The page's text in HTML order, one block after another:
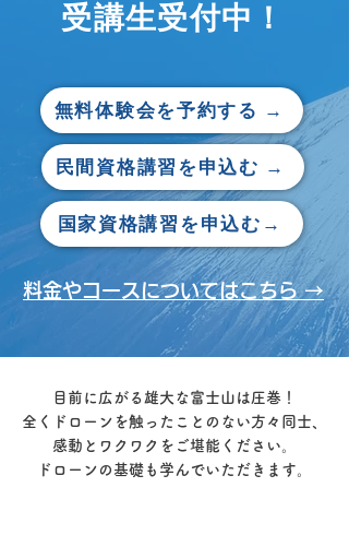
​受講生受付中！
無料体験会を予約する →
民間資格講習を申込む →
国家資格講習を申込む→
料金やコースについてはこちら →
目前に広がる雄大な富士山は圧巻！
全くドローンを触ったことのない方々同士、
​感動とワクワクをご堪能ください。
ドローンの基礎も学んでいただきます。